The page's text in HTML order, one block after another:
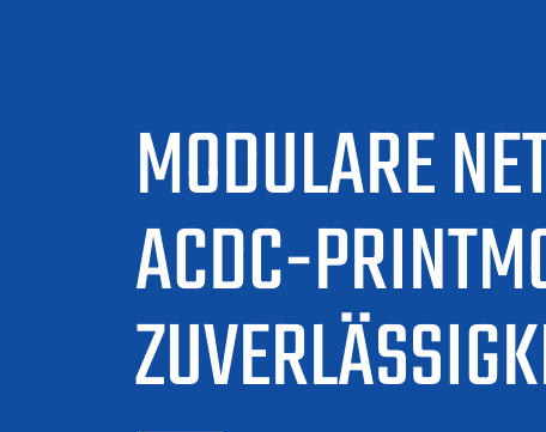
MODULARE
ACDC-